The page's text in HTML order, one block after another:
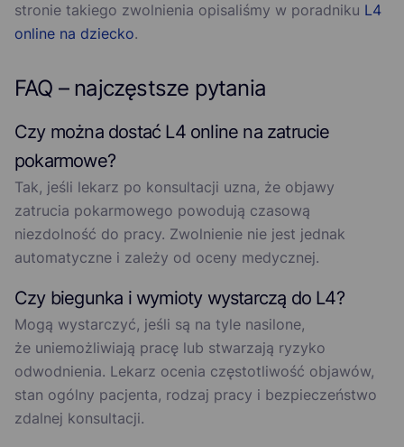
stronie takiego zwolnienia opisaliśmy w poradniku L4
online na dziecko.
FAQ – najczęstsze pytania
Czy można dostać L4 online na zatrucie
pokarmowe?
Tak, jeśli lekarz po konsultacji uzna, że objawy
zatrucia pokarmowego powodują czasową
niezdolność do pracy. Zwolnienie nie jest jednak
automatyczne i zależy od oceny medycznej.
Czy biegunka i wymioty wystarczą do L4?
Mogą wystarczyć, jeśli są na tyle nasilone,
że uniemożliwiają pracę lub stwarzają ryzyko
odwodnienia. Lekarz ocenia częstotliwość objawów,
stan ogólny pacjenta, rodzaj pracy i bezpieczeństwo
zdalnej konsultacji.